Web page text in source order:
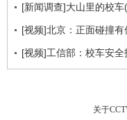
[新闻调查]大山里的校
[视频]北京：正面碰撞
[视频]工信部：校车安
关于